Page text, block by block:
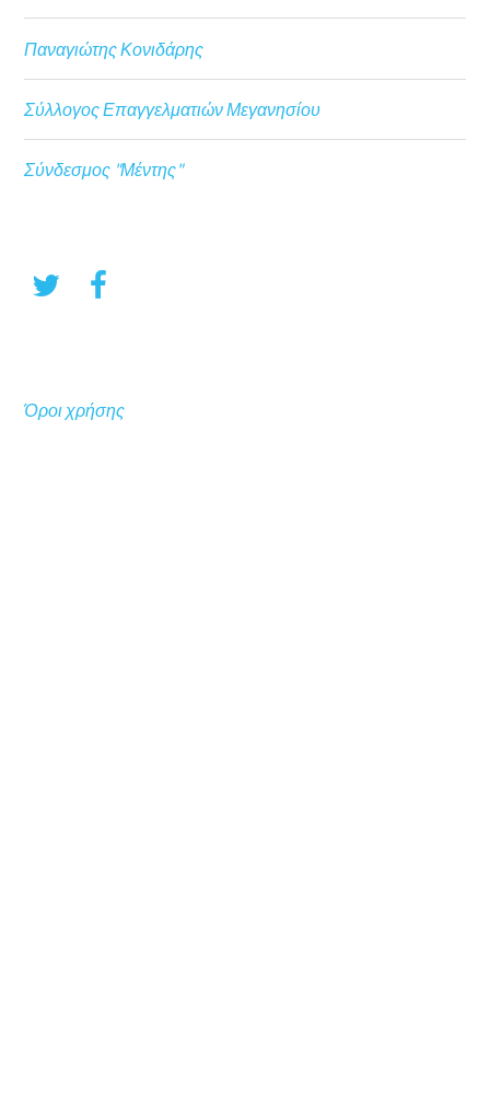
Παναγιώτης Κονιδάρης
Σύλλογος Επαγγελματιών Μεγανησίου
Σύνδεσμος "Μέντης"
Όροι χρήσης